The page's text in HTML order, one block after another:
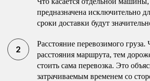
предназначена исключительно
сроки доставки будут
Расстояние перевозимого
расстояния маршрута, тем
стоить сама перевозка. Это
затрачиваемым временем со